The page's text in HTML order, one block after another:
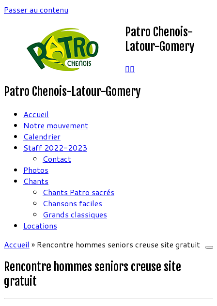
Passer au contenu
Patro Chenois-
Latour-Gomery
Patro Chenois-Latour-Gomery
Accueil
Notre mouvement
Calendrier
Staff 2022-2023
Contact
Photos
Chants
Chants Patro sacrés
Chansons faciles
Grands classiques
Locations
Accueil » Rencontre hommes seniors creuse site gratuit
Rencontre hommes seniors creuse site
gratuit